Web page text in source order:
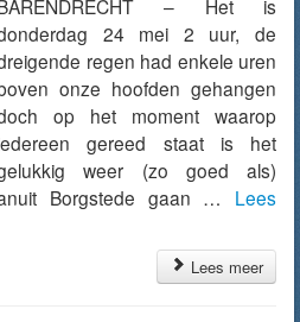
– Het is
24 mei 2 uur, de
regen had enkele uren
onze hoofden gehangen
op het moment waarop
gereed staat is het
weer (zo goed als)
Borgstede gaan … Lees
Lees meer